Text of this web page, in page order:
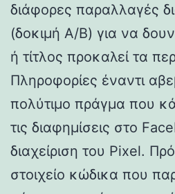
διάφορες παραλλαγές
(δοκιμή A/B) για να
ή τίτλος προκαλεί τα
Πληροφορίες έναντι
πολύτιμο πράγμα που
τις διαφημίσεις στο
διαχείριση του Pixel.
στοιχείο κώδικα που